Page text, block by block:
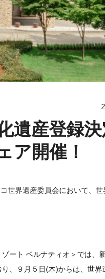
遺産登録決
ア開催！
世界遺産委員会において、世
ート ベルナティオ＞では、
、９月５日(木)からは、世界